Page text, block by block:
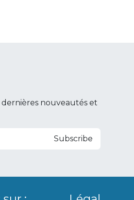
nouveautés et
Subscribe